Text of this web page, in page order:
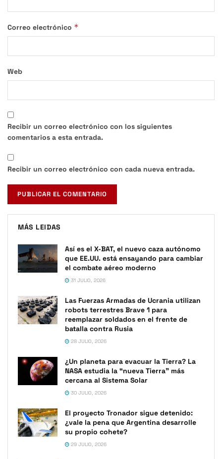
Correo electrónico *
Web
Recibir un correo electrónico con los siguientes
comentarios a esta entrada.
Recibir un correo electrónico con cada nueva entrada.
MÁS LEIDAS
Así es el X-BAT, el nuevo caza autónomo
que EE.UU. está ensayando para cambiar
el combate aéreo moderno
31 JULIO, 2026
Las Fuerzas Armadas de Ucrania utilizan
robots terrestres Brave 1 para
reemplazar soldados en el frente de
batalla contra Rusia
28 JULIO, 2026
¿Un planeta para evacuar la Tierra? La
NASA estudia la “nueva Tierra” más
cercana al Sistema Solar
30 JULIO, 2026
El proyecto Tronador sigue detenido:
¿vale la pena que Argentina desarrolle
su propio cohete?
29 JULIO, 2026